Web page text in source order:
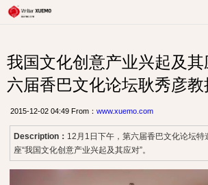
我国文化创意产业兴起及
六届香巴文化论坛耿秀彦
2015-12-02 04:49 From： www.xuemo.com
Description： 12月1日下午，第六届香巴文化论坛特
座“我国文化创意产业兴起及其应对”。